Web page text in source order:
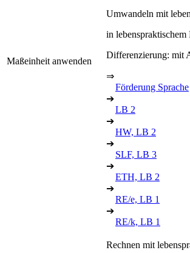
Maßeinheit anwenden
Umwandeln mit
in lebenspraktischem
Differenzierung: mit
⇒
Förderung Sprache
➔
LB 2
➔
HW, LB 2
➔
SLF, LB 3
➔
ETH, LB 2
➔
RE/e, LB 1
➔
RE/k, LB 1
Rechnen mit